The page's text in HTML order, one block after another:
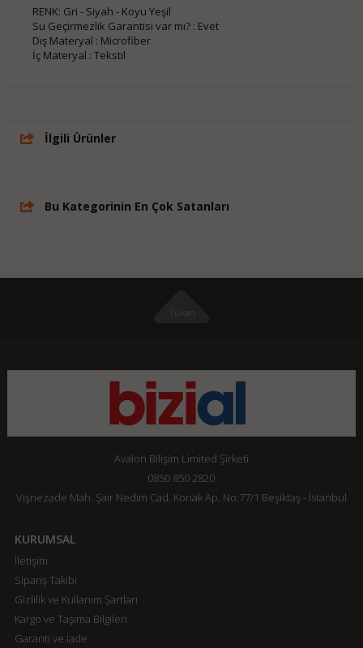
RENK: Gri - Siyah - Koyu Yeşil
Su Geçirmezlik Garantisi var mı? : Evet
Dış Materyal : Microfiber
İç Materyal : Tekstil
İlgili Ürünler
Bu Kategorinin En Çok Satanları
Avalon Bilişim Limited Şirketi
0850 850 2820
Vişnezade Mah. Şair Nedim Cad. Konak Ap. No:77/1 Beşiktaş - İstanbul
KURUMSAL
İletişim
Sipariş Takibi
Gizlilik ve Kullanım Şartları
Kargo ve Taşıma Bilgileri
Garanti ve İade